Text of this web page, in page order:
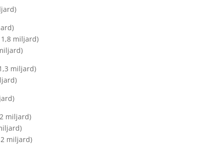
miljard)
miljard)
miljard)
miljard)